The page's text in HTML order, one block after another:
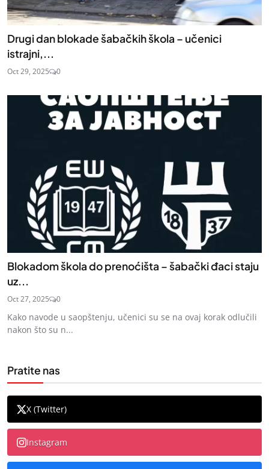
Drugi dan blokade šabačkih škola – učenici
istrajni,...
Oct 29, 2025 0
Blokadom škola do prenoćišta – šabački đaci staju
uz...
Oct 27, 2025 0
Kako navode u saopštenju, učenici su se na ovaj korak odlučili
nakon što su n...
Pratite nas
X (Twitter)
Instagram